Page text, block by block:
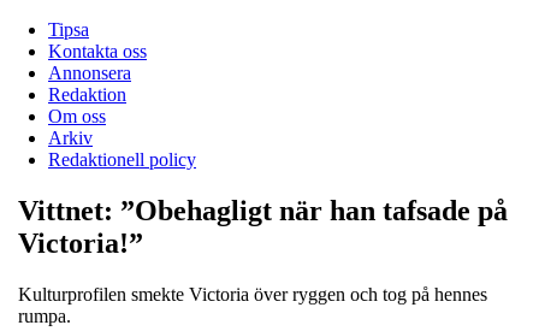
Tipsa
Kontakta oss
Annonsera
Redaktion
Om oss
Arkiv
Redaktionell policy
Vittnet: ”Obehagligt när han tafsade på
Victoria!”
Kulturprofilen smekte Victoria över ryggen och tog på hennes
rumpa.